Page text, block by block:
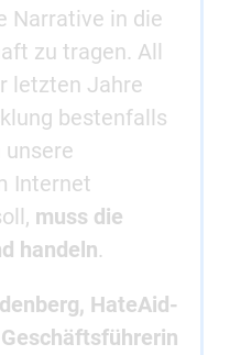
Narrative in die
zu tragen. All
letzten Jahre
bestenfalls
unsere
Internet
muss die
handeln.
HateAid-
Geschäftsführerin